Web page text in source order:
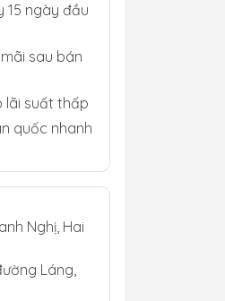
15 ngày đầu
sau bán
lãi suất thấp
quốc nhanh
Nghị, Hai
Láng,